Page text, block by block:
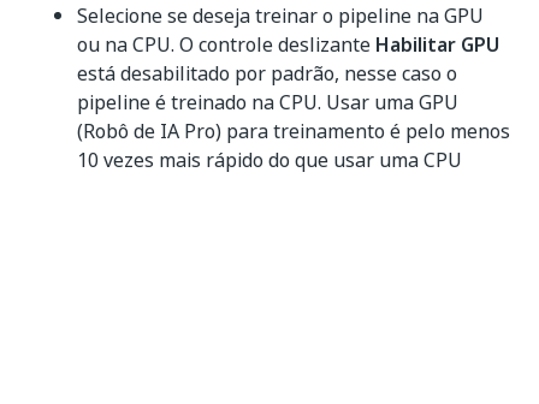
Selecione se deseja treinar o pipeline na GPU
ou na CPU. O controle deslizante Habilitar GPU
está desabilitado por padrão, nesse caso o
pipeline é treinado na CPU. Usar uma GPU
(Robô de IA Pro) para treinamento é pelo menos
10 vezes mais rápido do que usar uma CPU